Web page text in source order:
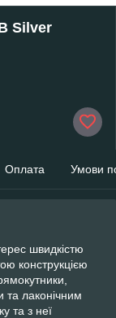
Silver
Оплата Умови
швидкістю
конструкцією
лаконічним
та з неї